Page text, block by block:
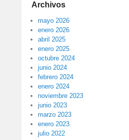
Archivos
mayo 2026
enero 2026
abril 2025
enero 2025
octubre 2024
junio 2024
febrero 2024
enero 2024
noviembre 2023
junio 2023
marzo 2023
enero 2023
julio 2022